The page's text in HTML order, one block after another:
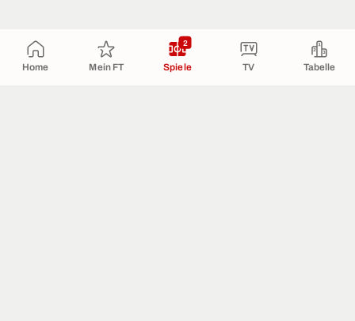
Home Mein FT Spiele
2
TV Tabelle